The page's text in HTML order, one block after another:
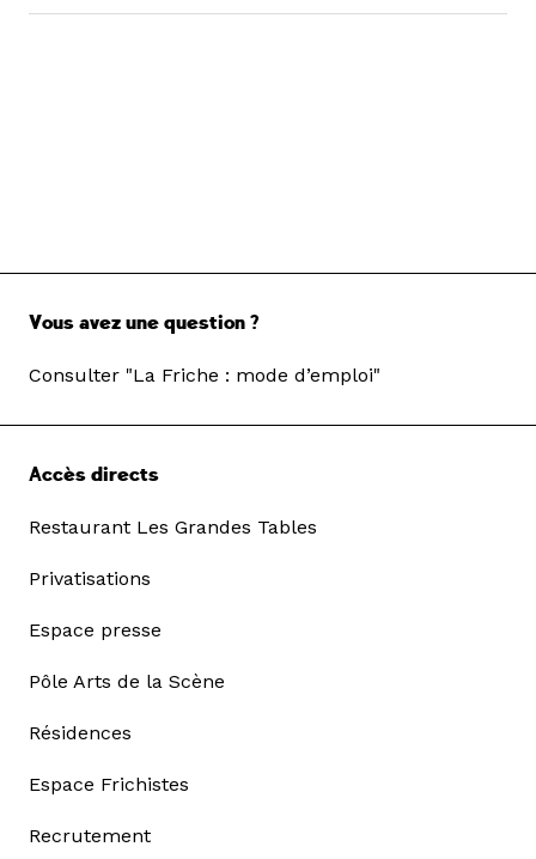
Vous avez une question ?
Consulter "La Friche : mode d’emploi"
Accès directs
Restaurant Les Grandes Tables
Privatisations
Espace presse
Pôle Arts de la Scène
Résidences
Espace Frichistes
Recrutement